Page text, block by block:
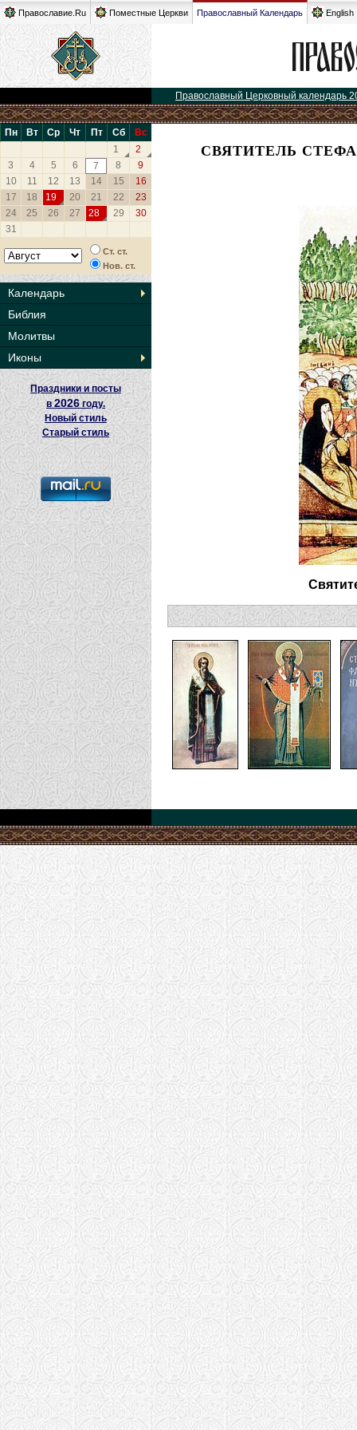
Православие.Ru Поместные Церкви Православный Календарь English
Православный Церковный календарь
Пн Вт Ср Чт Пт Сб
Вс
1
2
3
4 5 6 7 8
9
10
11 12 13 14 15
16
17
18 19 20 21 22
23
24
25 26 27 28 29
30
31
Ст. ст.
Нов. ст.
Календарь
Библия
Молитвы
Иконы
Праздники и посты
в2026 году.
Новый стиль
Старый стиль
СВЯТИТЕЛЬ